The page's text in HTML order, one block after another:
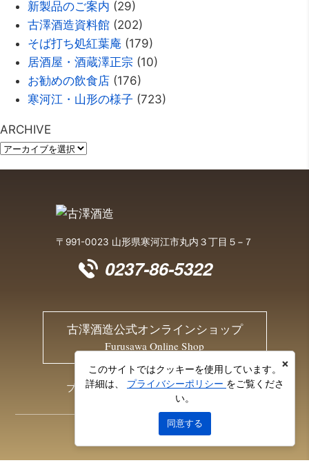
新製品のご案内 (29)
古澤酒造資料館 (202)
そば打ち処紅葉庵 (179)
居酒屋・酒蔵澤正宗 (10)
お勧めの飲食店 (176)
寒河江・山形の様子 (723)
ARCHIVE
〒991-0023 山形県寒河江市丸内３丁目５−７
0237-86-5322
古澤酒造公式オンラインショップ
Furusawa Online Shop
プライバシーポリシー お問い合わせ
© 2026 Furusawa Sake Brewery Co., Ltd.
このサイトではクッキーを使用しています。
詳細は、 プライバシーポリシー をご覧くださ
い。
同意する
×